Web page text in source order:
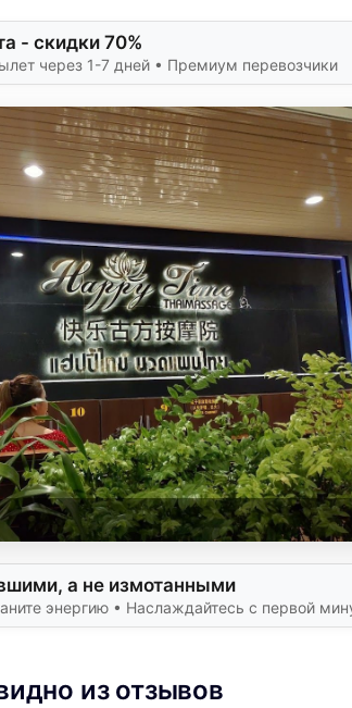
- скидки 70%
через 1-7 дней • Премиум перевозчики
а не измотанными
энергию • Наслаждайтесь с первой
из отзывов